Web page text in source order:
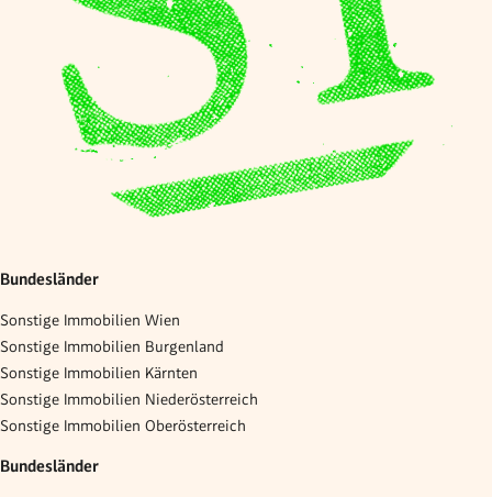
Bundesländer
Sonstige Immobilien Wien
Sonstige Immobilien Burgenland
Sonstige Immobilien Kärnten
Sonstige Immobilien Niederösterreich
Sonstige Immobilien Oberösterreich
Bundesländer